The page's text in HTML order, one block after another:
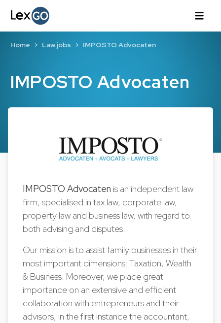
IMPOSTO Advocaten
Home Law jobs IMPOSTO Advocaten
IMPOSTO Advocaten is an independent law
firm, specialised in tax law, corporate law,
property law and business law, with regard to
both advising and disputes.
Our mission is to assist family businesses in their
most important dimensions: Taxation, Wealth
& Business. Moreover, we place great
importance on an extensive and efficient
collaboration with entrepreneurs and their
advisors, in the first instance the accountant,